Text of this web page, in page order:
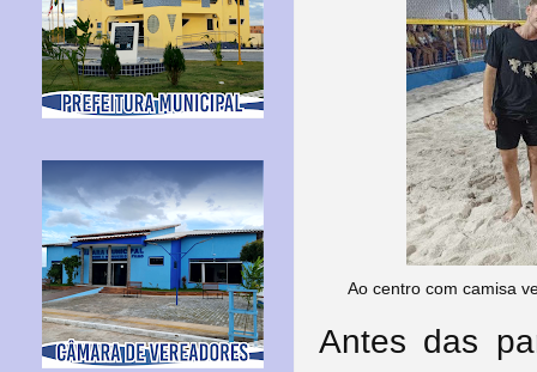
Ao centro com camisa
Antes das